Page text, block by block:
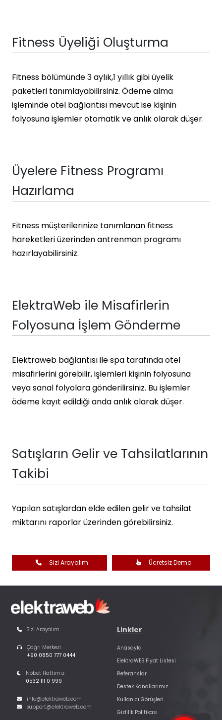
Fitness Üyeliği Oluşturma
Fitness bölümünde 3 aylık,1 yıllık gibi üyelik
paketleri tanımlayabilirsiniz. Ödeme alma
işleminde otel bağlantısı mevcut ise kişinin
folyosuna işlemler otomatik ve anlık olarak düşer.
Üyelere Fitness Programı
Hazırlama
Fitness müşterilerinize tanımlanan fitness
hareketleri üzerinden antrenman programı
hazırlayabilirsiniz.
ElektraWeb ile Misafirlerin
Folyosuna İşlem Gönderme
Elektraweb bağlantısı ile spa tarafında otel
misafirlerini görebilir, işlemleri kişinin folyosuna
veya sanal folyolara gönderilirsiniz. Bu işlemler
ödeme kayıt edildiği anda anlık olarak düşer.
Satışların Gelir ve Tahsilatlarının
Takibi
Yapılan satışlardan elde edilen gelir ve tahsilat
miktarını raporlar üzerinden görebilirsiniz.
Sizi Arayalım Ücretsiz Demo
Sizi Arayalım
Çağrı Merkezi
+90 0850 777 0444
Nöbet Hattımız
0532 111 0 999
info@elektraweb.com
support@elektraweb.com
Linkler
Anasayfa
ElektraWEB Fiyat Listesi
Referanslar
Destek Kanallarımız
Kullanıcı Görüşleri
Gizlilik Politikası